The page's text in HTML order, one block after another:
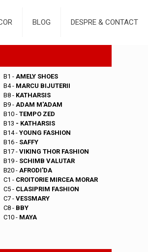
BLOG DESPRE & CONTACT
B1 - AMELY SHOES
B4 - MARCU BIJUTERII
B8 - KATHARSIS
B9 - ADAM M'ADAM
B10 - TEMPO ZED
B13 - KATHARSIS
B14 - YOUNG FASHION
B16 - SAFFY
B17 - VIKING THOR FASHION
B19 - SCHIMB VALUTAR
B20 - AFRODI'DA
C1 - CROITORIE MIRCEA MORAR
C5 - CLASIPRIM FASHION
C7 - VESSMARY
C8 - BBY
C10 - MAYA